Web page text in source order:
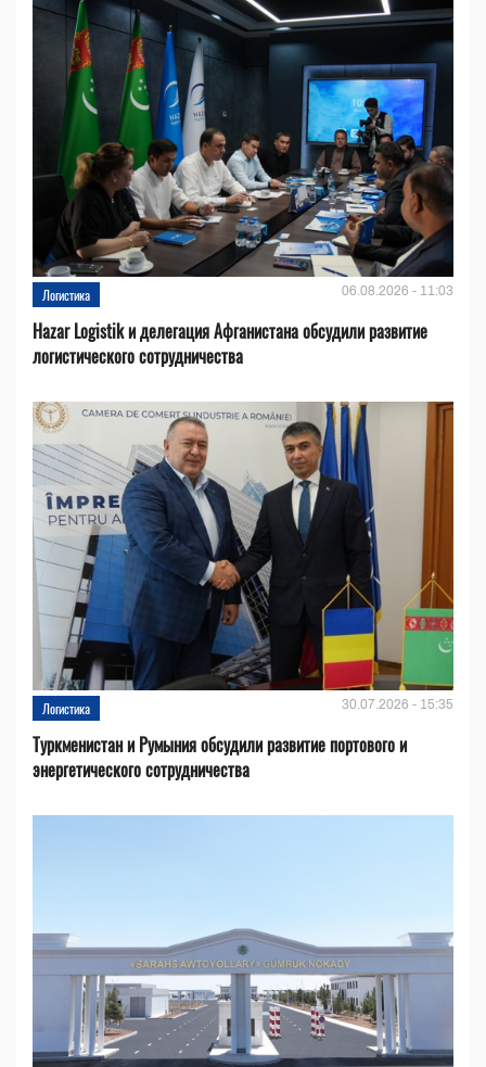
Логистика 06.08.2026 - 11:03
Hazar Logistik и делегация Афганистана обсудили развитие
логистического сотрудничества
Логистика 30.07.2026 - 15:35
Туркменистан и Румыния обсудили развитие портового и
энергетического сотрудничества